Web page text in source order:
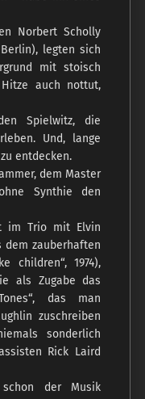
Norbert Scholly
legten sich
mit stoisch
auch nottut,
Spielwitz, die
Und, lange
entdecken.
dem Master
Synthie den
im Trio mit Elvin
dem zauberhaften
children“, 1974),
als Zugabe das
das man
zuschreiben
sonderlich
Rick Laird
der Musik